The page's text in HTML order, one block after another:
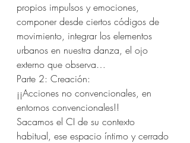
propios impulsos y emociones,
componer desde ciertos códigos de
movimiento, integrar los elementos
urbanos en nuestra danza, el ojo
externo que observa…
Parte 2: Creación:
¡¡Acciones no convencionales, en
entornos convencionales!!
Sacamos el CI de su contexto
habitual, ese espacio íntimo y cerrado